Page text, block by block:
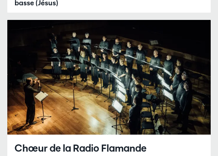
basse (Jésus)
Chœur de la Radio Flamande